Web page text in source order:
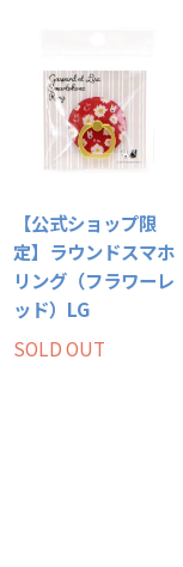
【公式ショップ限
定】ラウンドスマホ
リング（フラワーレ
ッド）LG
SOLD OUT